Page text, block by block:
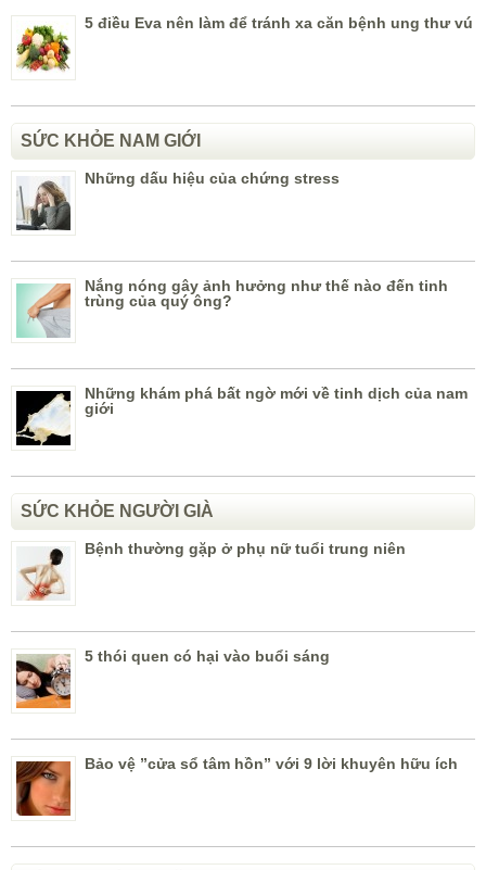
5 điều Eva nên làm để tránh xa căn bệnh ung thư vú
SỨC KHỎE NAM GIỚI
Những dấu hiệu của chứng stress
Nắng nóng gây ảnh hưởng như thế nào đến tinh
trùng của quý ông?
Những khám phá bất ngờ mới về tinh dịch của nam
giới
SỨC KHỎE NGƯỜI GIÀ
Bệnh thường gặp ở phụ nữ tuổi trung niên
5 thói quen có hại vào buổi sáng
Bảo vệ ”cửa sổ tâm hồn” với 9 lời khuyên hữu ích